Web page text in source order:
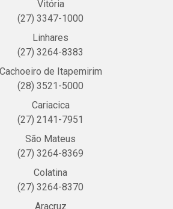
Vitória
(27) 3347-1000
Linhares
(27) 3264-8383
Cachoeiro de Itapemirim
(28) 3521-5000
Cariacica
(27) 2141-7951
São Mateus
(27) 3264-8369
Colatina
(27) 3264-8370
Aracruz